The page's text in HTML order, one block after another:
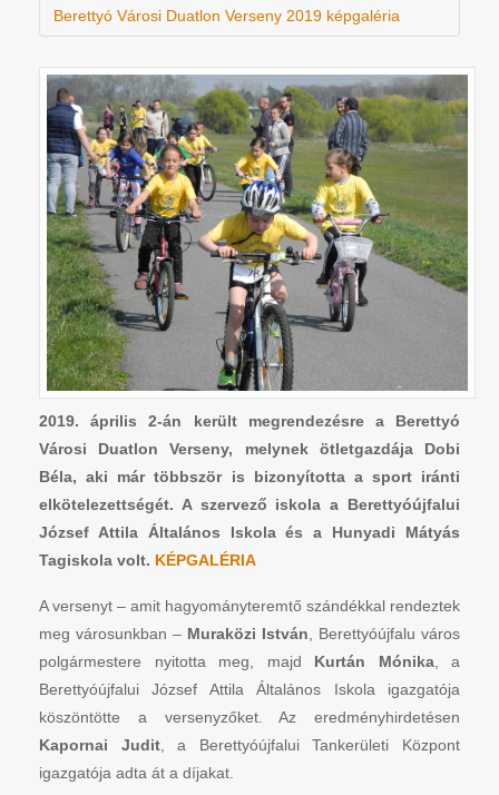
Berettyó Városi Duatlon Verseny 2019 képgaléria
2019. április 2-án került megrendezésre a Berettyó
Városi Duatlon Verseny, melynek ötletgazdája Dobi
Béla, aki már többször is bizonyította a sport iránti
elkötelezettségét. A szervező iskola a Berettyóújfalui
József Attila Általános Iskola és a Hunyadi Mátyás
Tagiskola volt. KÉPGALÉRIA
A versenyt – amit hagyományteremtő szándékkal rendeztek
meg városunkban – Muraközi István , Berettyóújfalu város
polgármestere nyitotta meg, majd Kurtán Mónika, a
Berettyóújfalui József Attila Általános Iskola igazgatója
köszöntötte a versenyzőket. Az eredményhirdetésen
Kapornai Judit, a Berettyóújfalui Tankerületi Központ
igazgatója adta át a díjakat.